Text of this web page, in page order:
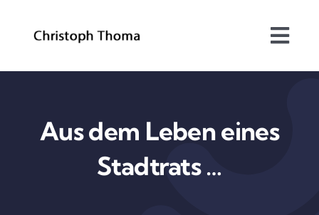
Über mich
Bundesrat
Arbeitsschwerpunkte
Aus dem Leben eines
Stadtrats …